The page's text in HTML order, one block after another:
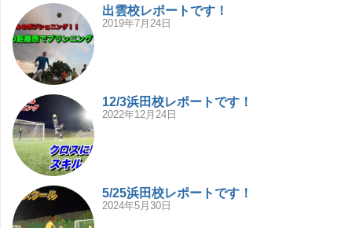
出雲校レポートです！
2019年7月24日
12/3浜田校レポートです！
2022年12月24日
5/25浜田校レポートです！
2024年5月30日